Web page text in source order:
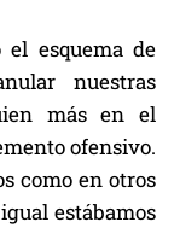
el esquema de
nuestras
más en el
ofensivo.
como en otros
estábamos